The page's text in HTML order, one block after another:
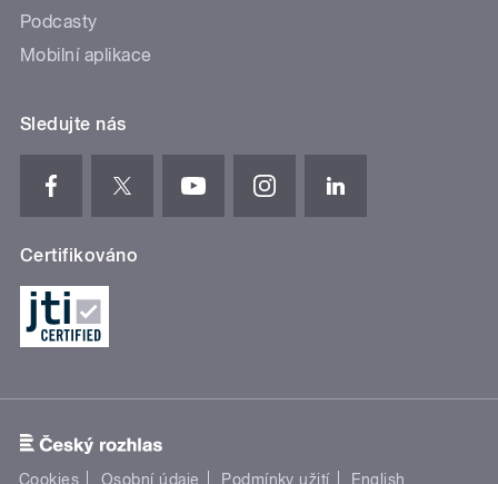
Podcasty
Mobilní aplikace
Sledujte nás
Certifikováno
Cookies Osobní údaje Podmínky užití English